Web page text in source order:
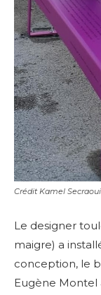
Crédit Kamel Secraoui
Le designer
maigre) a
conception, le
Eugène Montel